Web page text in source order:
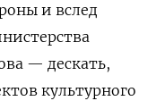
и вслед
— дескать,
культурного